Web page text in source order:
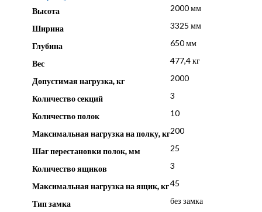
Высота
2000 мм
Ширина 3325 мм
Глубина 650 мм
Вес 477,4 кг
Допустимая нагрузка, кг 2000
Количество секций 3
Количество полок 10
Максимальная нагрузка на полку, кг200
Шаг перестановки полок, мм 25
Количество ящиков 3
Максимальная нагрузка на ящик, кг45
Тип замка без замка